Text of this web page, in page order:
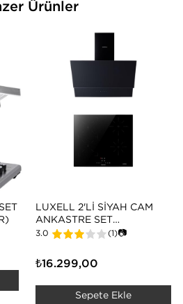
Ürünler
LUXELL 2'Lİ SİYAH CAM
ANKASTRE SET
(DAVLUMBAZ-
3.0 (1)📷
₺16.299,00
Sepete Ekle